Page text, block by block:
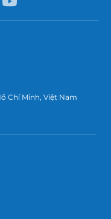
Chí Minh, Việt Nam